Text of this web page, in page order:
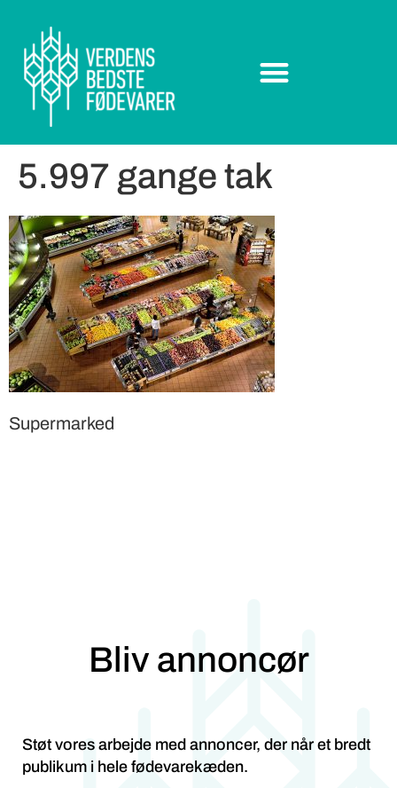
5.997 gange tak
Supermarked
Bliv annoncør
Støt vores arbejde med annoncer, der når et bredt
publikum i hele fødevarekæden.